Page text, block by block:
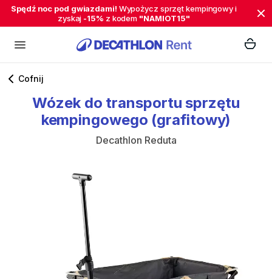
Spędź noc pod gwiazdami! Wypożycz sprzęt kempingowy i
zyskaj -15% z kodem "NAMIOT15"
Cofnij
Wózek do transportu sprzętu
kempingowego (grafitowy)
Decathlon Reduta